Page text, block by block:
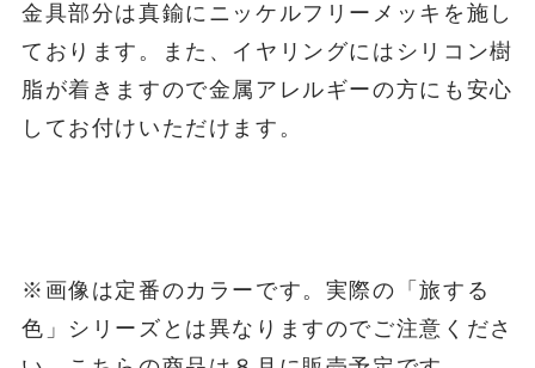
金具部分は真鍮にニッケルフリーメッキを施し
ております。また、イヤリングにはシリコン樹
脂が着きますので金属アレルギーの方にも安心
してお付けいただけます。
※画像は定番のカラーです。実際の「旅する
色」シリーズとは異なりますのでご注意くださ